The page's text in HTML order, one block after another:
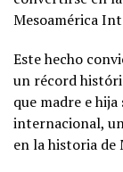
Mesoamérica
Este hecho
un récord
que madre e
internacional,
en la historia de